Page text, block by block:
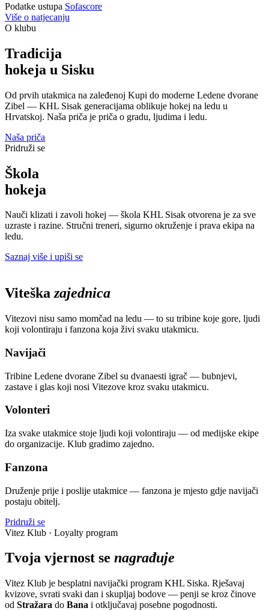
Podatke ustupa Sofascore
Više o natjecanju
O klubu
Tradicija
hokeja u Sisku
Od prvih utakmica na zaleđenoj Kupi do moderne Ledene dvorane
Zibel — KHL Sisak generacijama oblikuje hokej na ledu u
Hrvatskoj. Naša priča je priča o gradu, ljudima i ledu.
Naša priča
Pridruži se
Škola
hokeja
Nauči klizati i zavoli hokej — škola KHL Sisak otvorena je za sve
uzraste i razine. Stručni treneri, sigurno okruženje i prava ekipa na
ledu.
Saznaj više i upiši se
Viteškazajednica
Vitezovi nisu samo momčad na ledu — to su tribine koje gore, ljudi
koji volontiraju i fanzona koja živi svaku utakmicu.
Navijači
Tribine Ledene dvorane Zibel su dvanaesti igrač — bubnjevi,
zastave i glas koji nosi Vitezove kroz svaku utakmicu.
Volonteri
Iza svake utakmice stoje ljudi koji volontiraju — od medijske ekipe
do organizacije. Klub gradimo zajedno.
Fanzona
Druženje prije i poslije utakmice — fanzona je mjesto gdje navijači
postaju obitelj.
Pridruži se
Vitez Klub · Loyalty program
Tvoja vjernost se nagrađuje
Vitez Klub je besplatni navijački program KHL Siska. Rješavaj
kvizove, svrati svaki dan i skupljaj bodove — penji se kroz činove
od Stražara do Bana i otključavaj posebne pogodnosti.